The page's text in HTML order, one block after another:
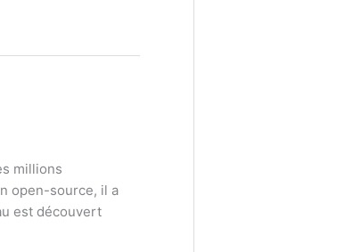
millions
open-source, il a
est découvert